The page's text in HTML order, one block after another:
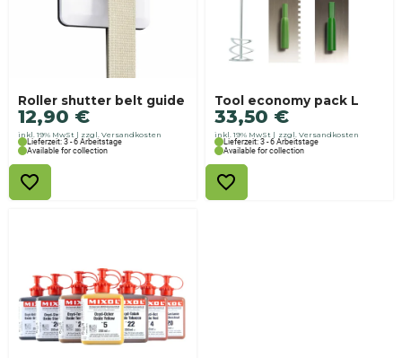
Roller shutter belt guide
12,90 €
inkl. 19% MwSt
zzgl. Versandkosten
Lieferzeit: 3 - 6 Arbeitstage
Available for collection
Tool economy pack L
33,50 €
inkl. 19% MwSt
zzgl. Versandkosten
Lieferzeit: 3 - 6 Arbeitstage
Available for collection